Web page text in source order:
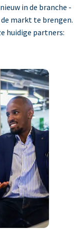
in de branche -
markt te brengen.
huidige partners: